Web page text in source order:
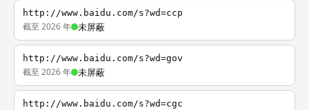
http://www.baidu.com/s?wd=ccp
截至 2026 年 未屏蔽
http://www.baidu.com/s?wd=gov
截至 2026 年 未屏蔽
http://www.baidu.com/s?wd=cgc